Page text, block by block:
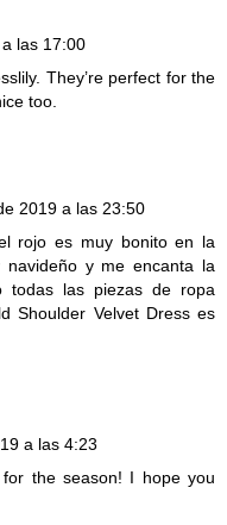
las 17:00
They’re perfect for the
too.
2019 a las 23:50
rojo es muy bonito en la
y me encanta la
todas las piezas de ropa
Shoulder Velvet Dress es
a las 4:23
the season! I hope you